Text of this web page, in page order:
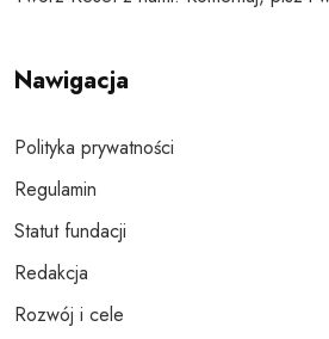
Nawigacja
Polityka prywatności
Regulamin
Statut fundacji
Redakcja
Rozwój i cele